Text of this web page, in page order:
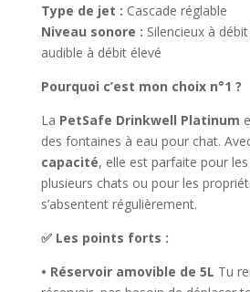
Type de jet : Cascade réglable
Niveau sonore : Silencieux à
audible à débit élevé
Pourquoi c’est mon choix n°1 ?
La PetSafe Drinkwell Platinum
des fontaines à eau pour chat.
capacité, elle est parfaite pour
plusieurs chats ou pour les
s’absentent régulièrement.
✅ Les points forts :
• Réservoir amovible de 5L Tu